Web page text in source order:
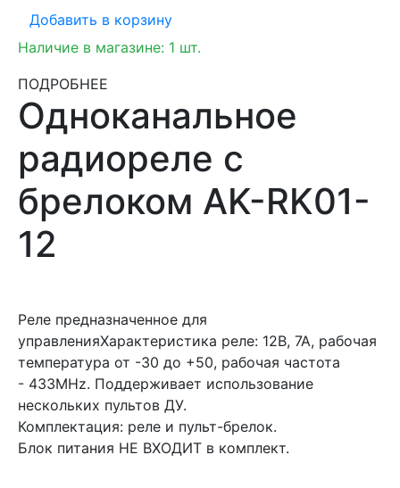
Добавить в корзину
Наличие в магазине: 1 шт.
ПОДРОБНЕЕ
Одноканальное
радиореле с
брелоком AK-RK01-
12
Реле предназначенное для
управленияХарактеристика реле: 12В, 7А, рабочая
температура от -30 до +50, рабочая частота
- 433MHz. Поддерживает использование
нескольких пультов ДУ.
Комплектация: реле и пульт-брелок.
Блок питания НЕ ВХОДИТ в комплект.